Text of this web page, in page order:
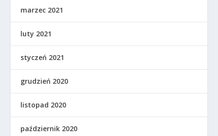
marzec 2021
luty 2021
styczeń 2021
grudzień 2020
listopad 2020
październik 2020